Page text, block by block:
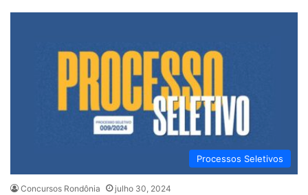
Processos Seletivos
Concursos Rondônia julho 30, 2024